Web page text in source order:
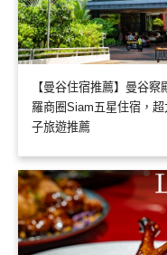
【曼谷住宿推薦】曼谷
羅商圈Siam五星住宿，
子旅遊推薦